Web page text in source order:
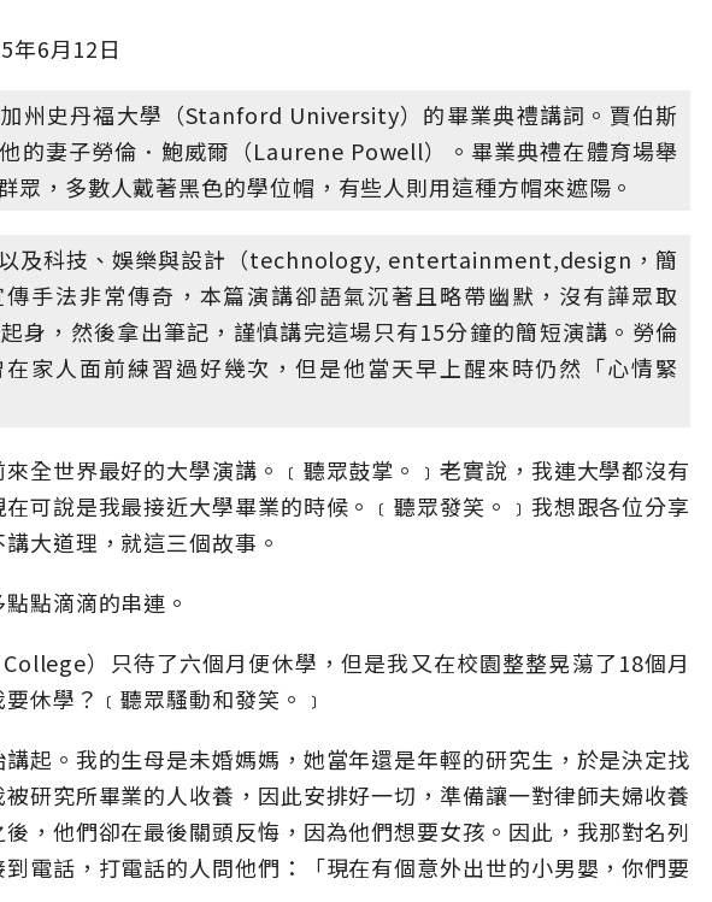
年6月12日
州史丹福大學（Stanford University）的畢業典禮講詞。賈伯斯
的妻子勞倫．鮑威爾（Laurene Powell）。畢業典禮在體育場舉
眾，多數人戴著黑色的學位帽，有些人則用這種方帽來遮陽。
及科技、娛樂與設計（technology, entertainment,design，簡
手法非常傳奇，本篇演講卻語氣沉著且略帶幽默，沒有譁眾取
身，然後拿出筆記，謹慎講完這場只有15分鐘的簡短演講。勞倫
家人面前練習過好幾次，但是他當天早上醒來時仍然「心情緊
全世界最好的大學演講。﹝聽眾鼓掌。﹞老實說，我連大學都沒有
可說是我最接近大學畢業的時候。﹝聽眾發笑。﹞我想跟各位分享
大道理，就這三個故事。
點滴滴的串連。
）只待了六個月便休學，但是我又在校園整整晃蕩了18個月
休學？﹝聽眾騷動和發笑。﹞
起。我的生母是未婚媽媽，她當年還是年輕的研究生，於是決定找
研究所畢業的人收養，因此安排好一切，準備讓一對律師夫婦收養
，他們卻在最後關頭反悔，因為他們想要女孩。因此，我那對名列
電話，打電話的人問他們：「現在有個意外出世的小男嬰，你們要